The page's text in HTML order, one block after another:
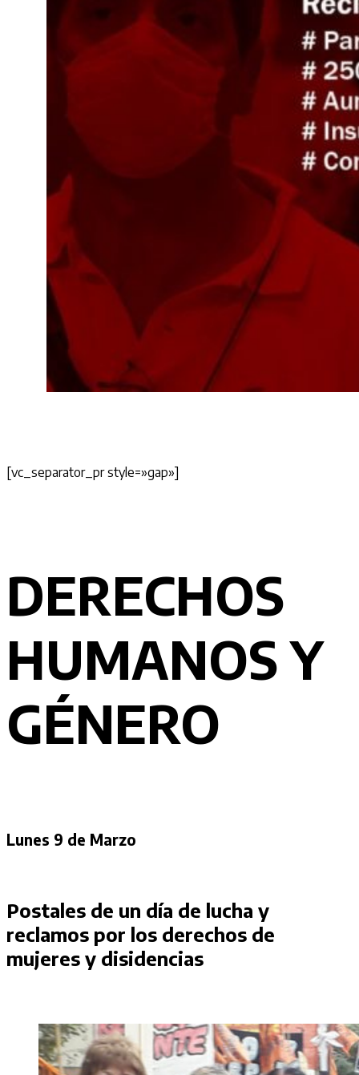
[vc_separator_pr style=»gap»]
DERECHOS
HUMANOS Y
GÉNERO
Lunes 9 de Marzo
Postales de un día de lucha y
reclamos por los derechos de
mujeres y disidencias